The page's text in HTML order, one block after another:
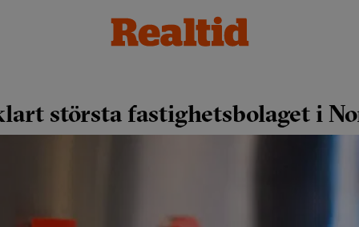
största fastighetsbolaget i